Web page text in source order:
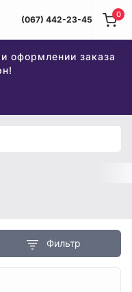
(067) 442-23-45
оформлении заказа
0
Фильтр